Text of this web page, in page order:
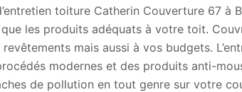
toiture Catherin Couverture 67 à
les produits adéquats à votre toit.
mais aussi à vos budgets.
modernes et des produits anti-
de pollution en tout genre sur votre